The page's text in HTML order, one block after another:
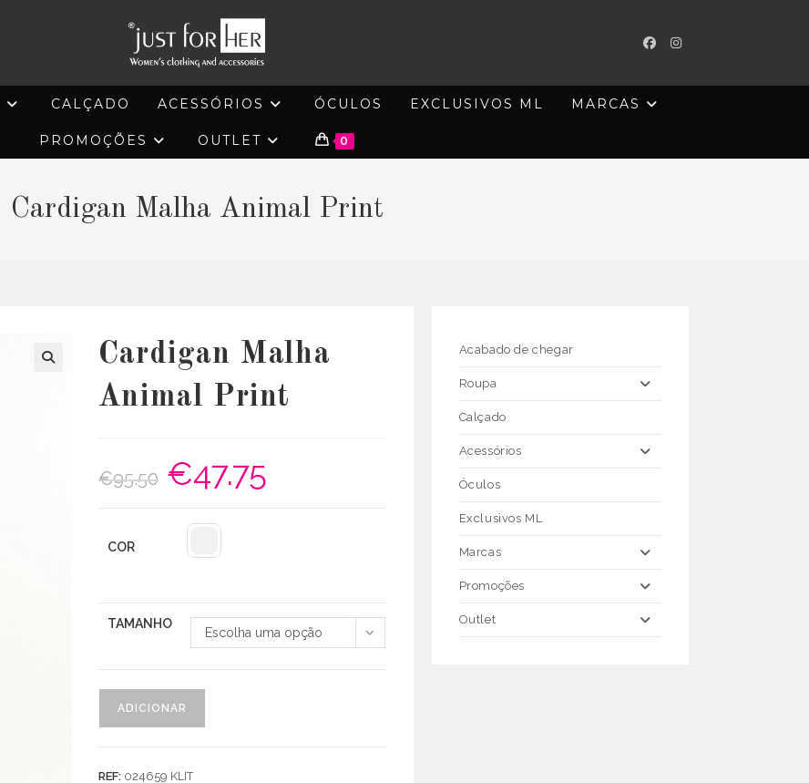
CALÇADO ACESSÓRIOS ÓCULOS EXCLUSIVOS ML MARCAS
PROMOÇÕES OUTLET 0
Cardigan Malha Animal Print
Cardigan Malha
Animal Print
€95.50
O
preço
original
€47.75atual
COR
TAMANHO
Escolha uma opção
ADICIONAR
REF: 024659 KLIT
Acabado de chegar
Roupa
Calçado
Acessórios
Óculos
Exclusivos ML
Marcas
Promoções
Outlet